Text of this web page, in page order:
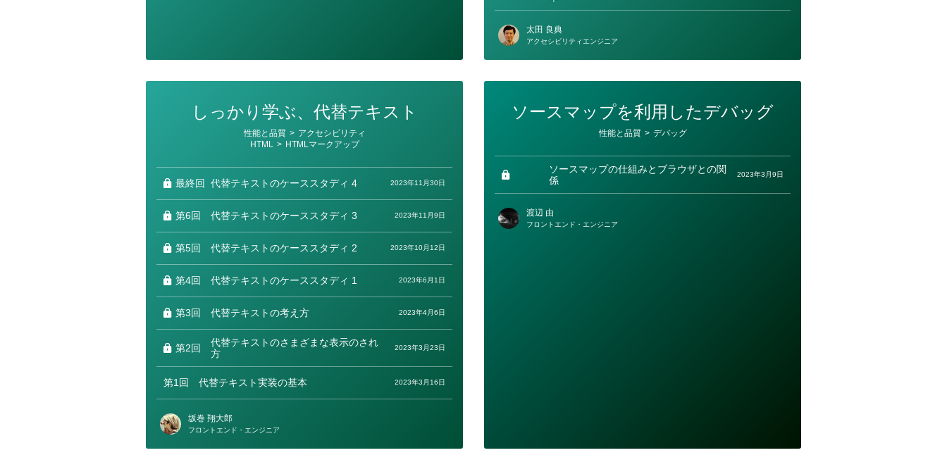
太田 良典
アクセシビリティエンジニア
しっかり学ぶ、代替テキスト
ー
性能と品質 > アクセシビリティ
HTML > HTMLマークアップ
最終回 代替テキストのケーススタディ 4 2023年11月30日
第6回 代替テキストのケーススタディ 3 2023年11月9日
第5回 代替テキストのケーススタディ 2 2023年10月12日
第4回 代替テキストのケーススタディ 1 2023年6月1日
第3回 代替テキストの考え方 2023年4月6日
第2回
代替テキストのさまざまな表示のされ
方
2023年3月23日
第1回 代替テキスト実装の基本 2023年3月16日
坂巻 翔大郎
フロントエンド・エンジニア
ソースマップを利用したデバッグ
リ
性能と品質 > デバッグ
ソースマップの仕組みとブラウザとの関
係
2023年3月9日
渡辺 由
フロントエンド・エンジニア